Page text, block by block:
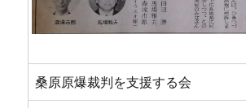
桑原原爆裁判を支援する会